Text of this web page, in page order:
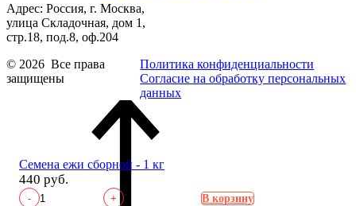
Семена ежи сборной - 1 кг
440 руб.
- + В корзину
Адрес: Россия, г. Москва,
улица Складочная, дом 1,
стр.18, под.8, оф.204
© 2026 Все права
защищены
Политика конфиденциальности
Согласие на обработку персональных
данных